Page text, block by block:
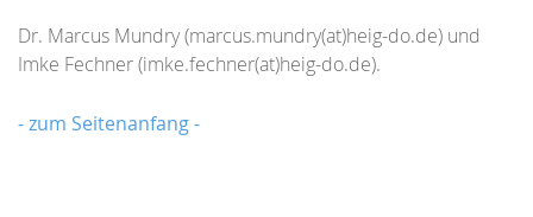
Dr. Marcus Mundry (marcus.mundry(at)heig-do.de) und
Imke Fechner (imke.fechner(at)heig-do.de).
- zum Seitenanfang -